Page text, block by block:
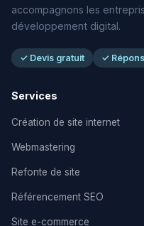
accompagnons les
développement digital.
✓ Devis gratuit ✓
Services
Création de site internet
Webmastering
Refonte de site
Référencement SEO
Site e-commerce